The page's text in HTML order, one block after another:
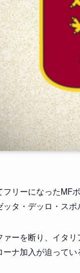
リーになったMF
タ・デッロ・スポ
ーを断り、イタ
ナ加入が迫ってい